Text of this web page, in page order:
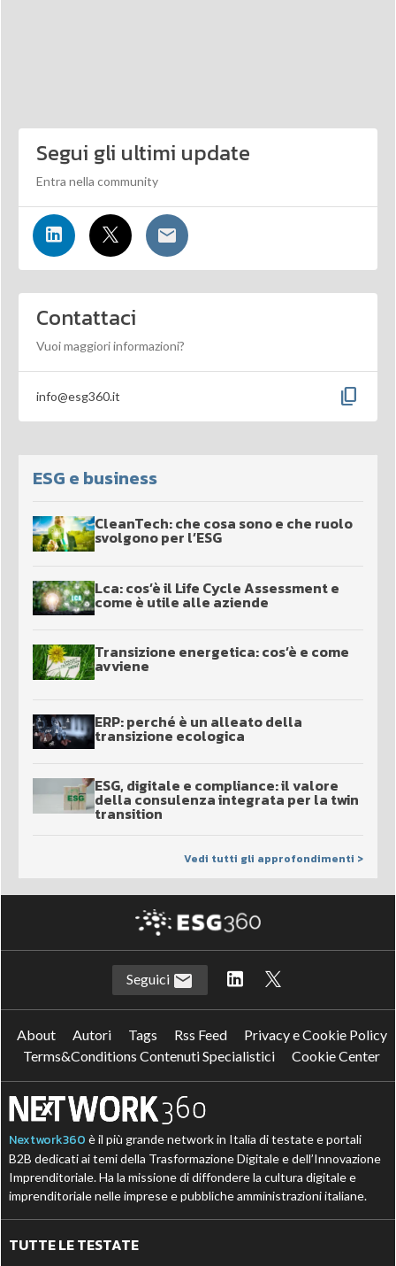
Segui gli ultimi update
Entra nella community
Contattaci
Vuoi maggiori informazioni?
info@esg360.it content_copy
ESG e business
CleanTech: che cosa sono e che ruolo
svolgono per l’ESG
Lca: cos’è il Life Cycle Assessment e
come è utile alle aziende
Transizione energetica: cos’è e come
avviene
ERP: perché è un alleato della
transizione ecologica
ESG, digitale e compliance: il valore
della consulenza integrata per la twin
transition
Vedi tutti gli approfondimenti >
Seguici
About Autori Tags Rss Feed
Privacy e Cookie Policy
Terms&Conditions Contenuti Specialistici
Cookie Center
Nextwork360 è il più grande network in Italia di testate e portali
B2B dedicati ai temi della Trasformazione Digitale e dell’Innovazione
Imprenditoriale. Ha la missione di diffondere la cultura digitale e
imprenditoriale nelle imprese e pubbliche amministrazioni italiane.
TUTTE LE TESTATE